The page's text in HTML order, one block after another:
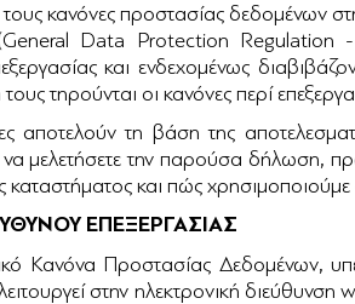
κανόνες προστασίας δεδομένων
Data Protection
και ενδεχομένως
τους τηρούνται οι κανόνες περί
αποτελούν τη βάση της
μελετήσετε την παρούσα δήλωση,
καταστήματος και πώς
ΕΠΕΞΕΡΓΑΣΙΑΣ
Κανόνα Προστασίας Δεδομένων,
στην ηλεκτρονική